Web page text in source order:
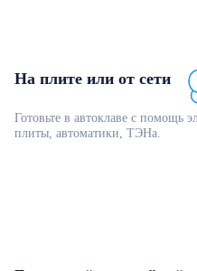
На плите или от сети
Готовьте в автоклаве с помощь
плиты, автоматики, ТЭНа.